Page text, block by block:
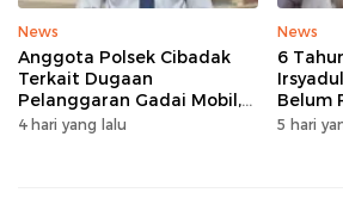
News
Anggota Polsek Cibadak
Terkait Dugaan
Pelanggaran Gadai Mobil,
Kasus Ditangani Bid
4 hari yang lalu
News
6
Belum
Belajar
5 hari